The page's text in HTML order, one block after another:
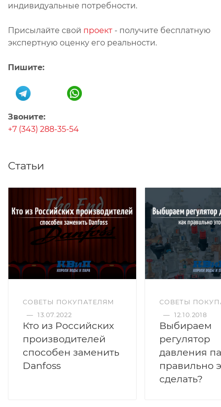
индивидуальные потребности.
Присылайте свой проект - получите бесплатную
экспертную оценку его реальности.
Пишите:
Звоните:
+7 (343) 288-35-54
Статьи
СОВЕТЫ ПОКУПАТЕЛЯМ
— 13.07.2022
Кто из Российских
производителей
способен заменить
Danfoss
СОВЕТЫ
— 12.10.2018
Выбираем
регулятор
давления
правильно
сделать?